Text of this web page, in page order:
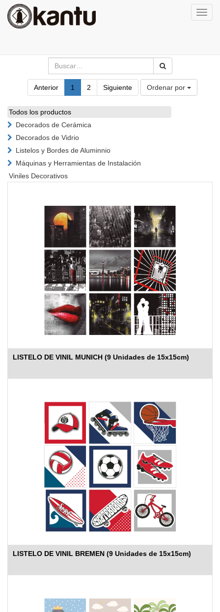
Anterior 1 2 Siguiente Ordenar por
Todos los productos
Decorados de Cerámica
Decorados de Vidrio
Listelos y Bordes de Aluminnio
Máquinas y Herramientas de Instalación
Viniles Decorativos
LISTELO DE VINIL MUNICH (9 Unidades de 15x15cm)
LISTELO DE VINIL BREMEN (9 Unidades de 15x15cm)